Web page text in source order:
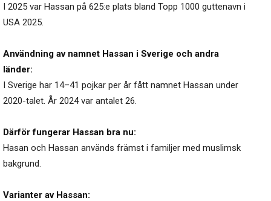
I 2025 var Hassan på 625:e plats bland Topp 1000 guttenavn i
USA 2025.
Användning av namnet Hassan i Sverige och andra
länder:
I Sverige har 14–41 pojkar per år fått namnet Hassan under
2020-talet. År 2024 var antalet 26.
Därför fungerar Hassan bra nu:
Hasan och Hassan används främst i familjer med muslimsk
bakgrund.
Varianter av Hassan: